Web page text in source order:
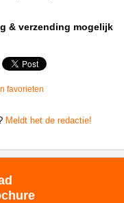
& verzending mogelijk
favorieten
Meldt het de redactie!